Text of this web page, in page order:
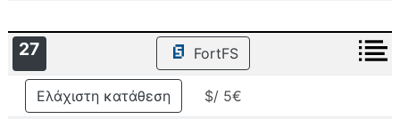
27 FortFS
Ελάχιστη κατάθεση $/ 5€